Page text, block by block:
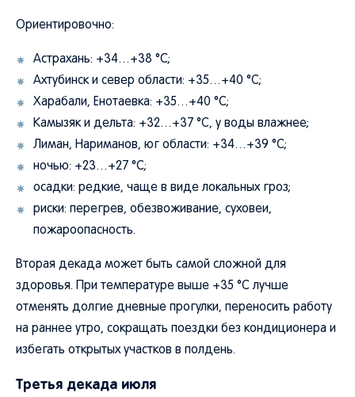
Ориентировочно:
Астрахань: +34…+38 °C;
Ахтубинск и север области: +35…+40 °C;
Харабали, Енотаевка: +35…+40 °C;
Камызяк и дельта: +32…+37 °C, у воды влажнее;
Лиман, Нариманов, юг области: +34…+39 °C;
ночью: +23…+27 °C;
осадки: редкие, чаще в виде локальных гроз;
риски: перегрев, обезвоживание, суховеи,
пожароопасность.
Вторая декада может быть самой сложной для
здоровья. При температуре выше +35 °C лучше
отменять долгие дневные прогулки, переносить работу
на раннее утро, сокращать поездки без кондиционера и
избегать открытых участков в полдень.
Третья декада июля